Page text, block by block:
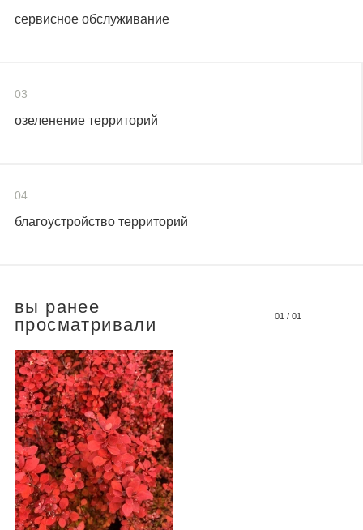
сервисное обслуживание
03
озеленение территорий
04
благоустройство территорий
вы ранее
просматривали
01 / 01